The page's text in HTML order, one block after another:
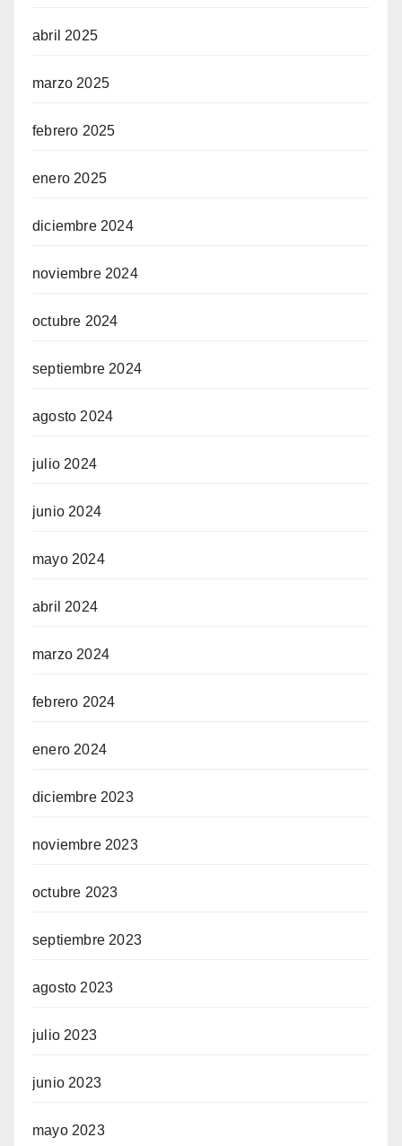
abril 2025
marzo 2025
febrero 2025
enero 2025
diciembre 2024
noviembre 2024
octubre 2024
septiembre 2024
agosto 2024
julio 2024
junio 2024
mayo 2024
abril 2024
marzo 2024
febrero 2024
enero 2024
diciembre 2023
noviembre 2023
octubre 2023
septiembre 2023
agosto 2023
julio 2023
junio 2023
mayo 2023